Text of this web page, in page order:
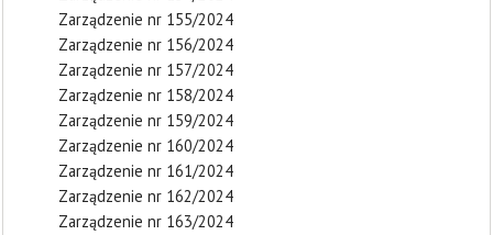
Zarządzenie nr 155/2024
Zarządzenie nr 156/2024
Zarządzenie nr 157/2024
Zarządzenie nr 158/2024
Zarządzenie nr 159/2024
Zarządzenie nr 160/2024
Zarządzenie nr 161/2024
Zarządzenie nr 162/2024
Zarządzenie nr 163/2024